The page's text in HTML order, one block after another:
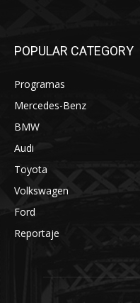
POPULAR CATEGORY
Programas
Mercedes-Benz
BMW
Audi
Toyota
Volkswagen
Ford
Reportaje